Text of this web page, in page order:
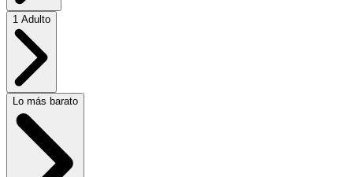
1 Adulto
Lo más barato